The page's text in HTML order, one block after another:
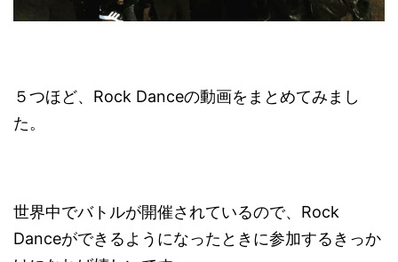
５つほど、Rock Danceの動画をまとめてみまし
た。
世界中でバトルが開催されているので、Rock
Danceができるようになったときに参加するきっか